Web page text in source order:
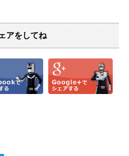
アをしてね